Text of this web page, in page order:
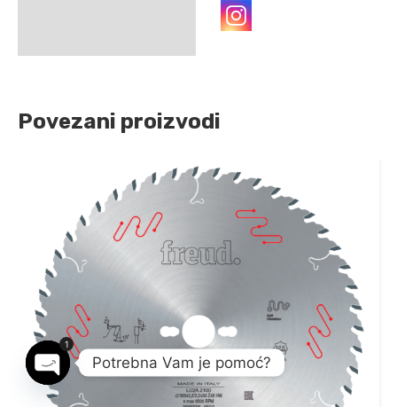
Povezani proizvodi
Potrebna Vam je pomoć?
Open chaty
1